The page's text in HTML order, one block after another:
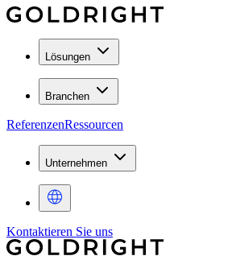
Lösungen
Branchen
ReferenzenRessourcen
Unternehmen
Kontaktieren Sie uns